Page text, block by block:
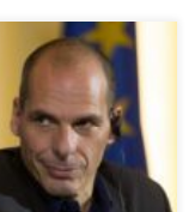
en medios de
polémico. El
anti-austeridad
político griego que